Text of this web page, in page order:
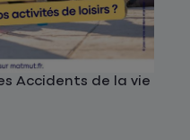
Accidents de la vie